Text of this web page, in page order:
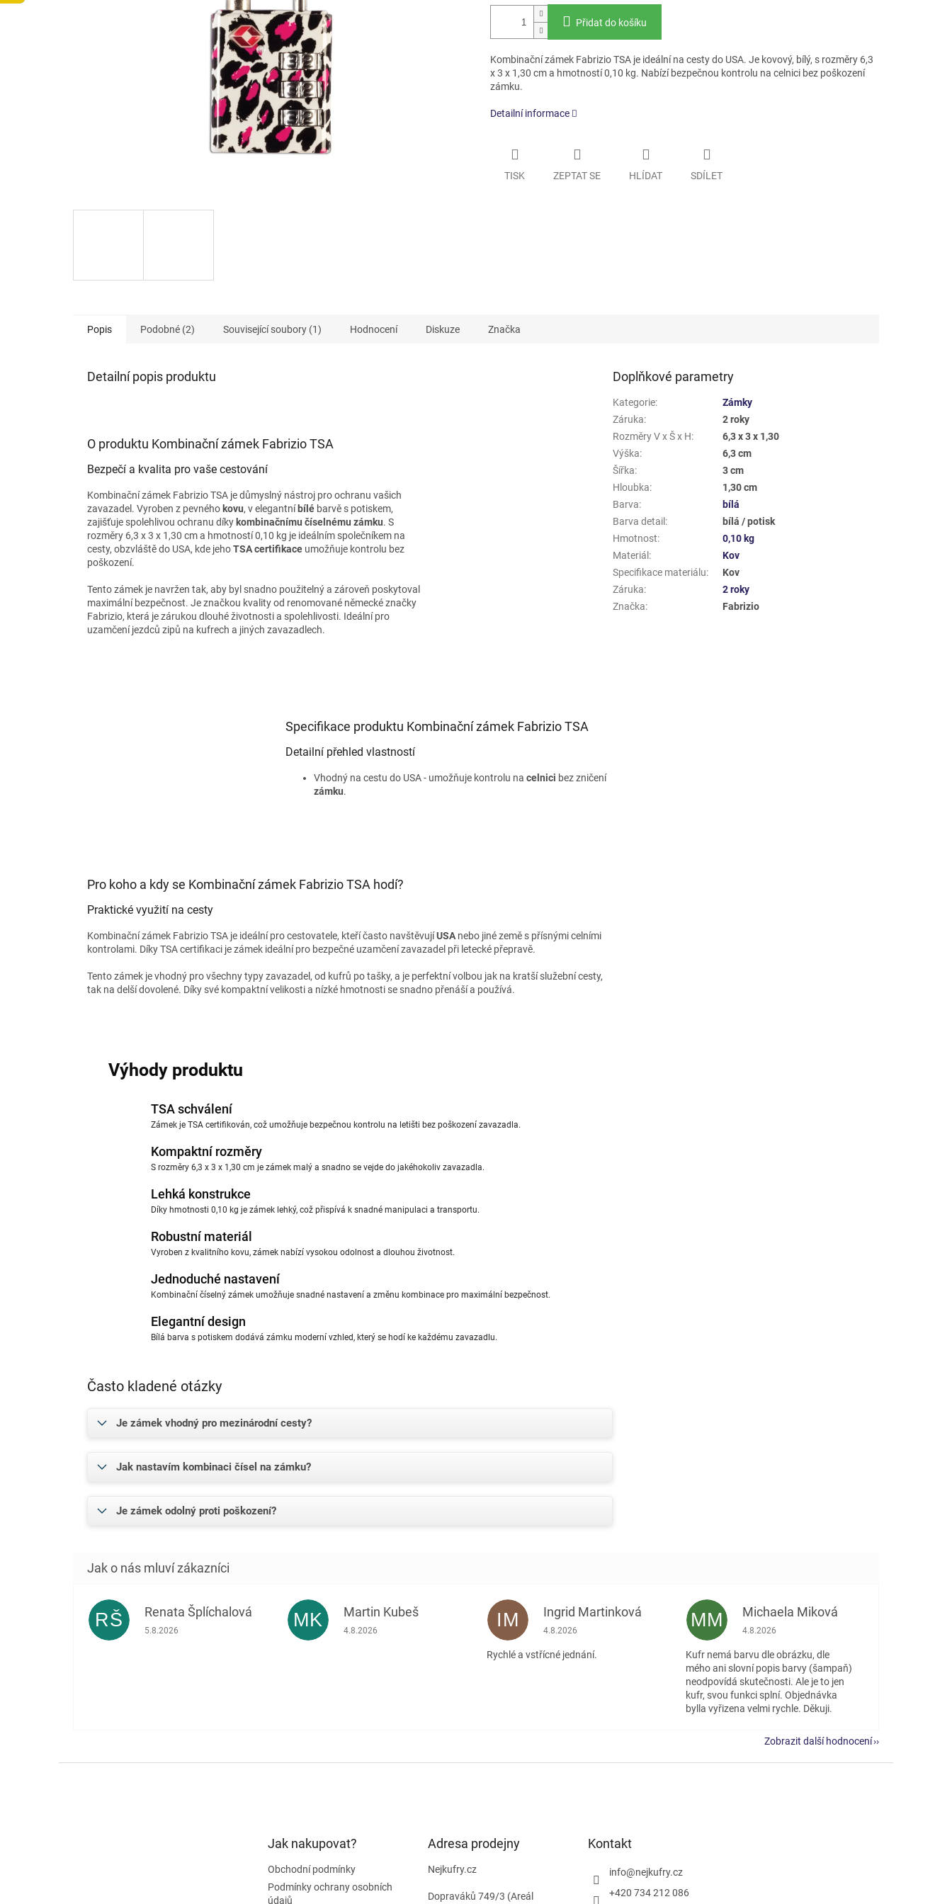
Přidat do košíku
Kombinační zámek Fabrizio TSA je ideální na cesty do USA. Je kovový, bílý, s rozměry 6,3
x 3 x 1,30 cm a hmotností 0,10 kg. Nabízí bezpečnou kontrolu na celnici bez poškození
zámku.
Detailní informace
TISK ZEPTAT SE HLÍDAT SDÍLET
Popis Podobné (2) Související soubory (1) Hodnocení Diskuze Značka
Detailní popis produktu
O produktu Kombinační zámek Fabrizio TSA
Bezpečí a kvalita pro vaše cestování
Kombinační zámek Fabrizio TSA je důmyslný nástroj pro ochranu vašich
zavazadel. Vyroben z pevného kovu, v elegantní bílé barvě s potiskem,
zajišťuje spolehlivou ochranu díky kombinačnímu číselnému zámku. S
rozměry 6,3 x 3 x 1,30 cm a hmotností 0,10 kg je ideálním společníkem na
cesty, obzvláště do USA, kde jehoTSA certifikace umožňuje kontrolu bez
poškození.
Tento zámek je navržen tak, aby byl snadno použitelný a zároveň poskytoval
maximální bezpečnost. Je značkou kvality od renomované německé značky
Fabrizio, která je zárukou dlouhé životnosti a spolehlivosti. Ideální pro
uzamčení jezdců zipů na kufrech a jiných zavazadlech.
Specifikace produktu Kombinační zámek Fabrizio TSA
Detailní přehled vlastností
Vhodný na cestu do USA - umožňuje kontrolu na celnici bez zničení
zámku.
Pro koho a kdy se Kombinační zámek Fabrizio TSA hodí?
Praktické využití na cesty
Kombinační zámek Fabrizio TSA je ideální pro cestovatele, kteří často navštěvujíUSA nebo jiné země s přísnými celními
kontrolami. Díky TSA certifikaci je zámek ideální pro bezpečné uzamčení zavazadel při letecké přepravě.
Tento zámek je vhodný pro všechny typy zavazadel, od kufrů po tašky, a je perfektní volbou jak na kratší služební cesty,
tak na delší dovolené. Díky své kompaktní velikosti a nízké hmotnosti se snadno přenáší a používá.
Výhody produktu
TSA schválení
Zámek je TSA certifikován, což umožňuje bezpečnou kontrolu na letišti bez poškození zavazadla.
Kompaktní rozměry
S rozměry 6,3 x 3 x 1,30 cm je zámek malý a snadno se vejde do jakéhokoliv zavazadla.
Lehká konstrukce
Díky hmotnosti 0,10 kg je zámek lehký, což přispívá k snadné manipulaci a transportu.
Robustní materiál
Vyroben z kvalitního kovu, zámek nabízí vysokou odolnost a dlouhou životnost.
Jednoduché nastavení
Kombinační číselný zámek umožňuje snadné nastavení a změnu kombinace pro maximální bezpečnost.
Elegantní design
Bílá barva s potiskem dodává zámku moderní vzhled, který se hodí ke každému zavazadlu.
Často kladené otázky
Je zámek vhodný pro mezinárodní cesty?
Jak nastavím kombinaci čísel na zámku?
Je zámek odolný proti poškození?
Doplňkové parametry
Kategorie:
Zámky
Záruka:
2 roky
Rozměry V x Š x H:
6,3 x 3 x 1,30
Výška:
6,3 cm
Šířka:
3 cm
Hloubka:
1,30 cm
Barva:
bílá
Barva detail :
bílá / potisk
Hmotnost:
0,10 kg
Materiál :
Kov
Specifikace materiálu:
Kov
Záruka:
2 roky
Značka: Fabrizio
RŠ Renata Šplíchalová
Hodnocení obchodu je 5 z 5 hvězdiček.
5.8.2026 MK Martin Kubeš
Hodnocení obchodu je 5 z 5 hvězdiček.
4.8.2026 IM Ingrid Martinková
Hodnocení obchodu je 5 z 5 hvězdiček.
4.8.2026
Rychlé a vstřícné jednání.
MM Michaela Miková
Hodnocení obchodu je 5 z 5 hvězdiček.
4.8.2026
Kufr nemá barvu dle obrázku, dle
mého ani slovní popis barvy (šampaň)
neodpovídá skutečnosti. Ale je to jen
kufr, svou funkci splní. Objednávka
bylla vyřizena velmi rychle. Děkuji.
Zobrazit další hodnocení
Jak nakupovat?
Obchodní podmínky
Podmínky ochrany osobních
údajů
Adresa prodejny
Nejkufry.cz
Dopraváků 749/3 (Areál
Kontakt
info@nejkufry.cz
+420 734 212 086